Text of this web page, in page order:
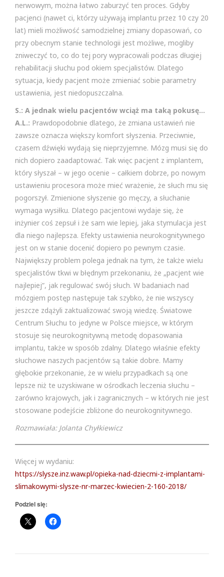
nerwowym, można łatwo zaburzyć ten proces. Gdyby
pacjenci (nawet ci, którzy używają implantu przez 10 czy 20
lat) mieli możliwość samodzielnej zmiany dopasowań, co
przy obecnym stanie technologii jest możliwe, mogliby
zniweczyć to, co do tej pory wypracowali podczas długiej
rehabilitacji słuchu pod okiem specjalistów. Dlatego
sytuacja, kiedy pacjent może zmieniać sobie parametry
ustawienia, jest niedopuszczalna.
S.: A jednak wielu pacjentów wciąż ma taką pokusę…
A.L.: Prawdopodobnie dlatego, że zmiana ustawień nie
zawsze oznacza większy komfort słyszenia. Przeciwnie,
czasem dźwięki wydają się nieprzyjemne. Mózg musi się do
nich dopiero zaadaptować. Tak więc pacjent z implantem,
który słyszał – w jego ocenie – całkiem dobrze, po nowym
ustawieniu procesora może mieć wrażenie, że słuch mu się
pogorszył. Zmienione słyszenie go męczy, a słuchanie
wymaga wysiłku. Dlatego pacjentowi wydaje się, że
inżynier coś zepsuł i że sam wie lepiej, jaka stymulacja jest
dla niego najlepsza. Efekty ustawienia neurokognitywnego
jest on w stanie docenić dopiero po pewnym czasie.
Największy problem polega jednak na tym, że także wielu
specjalistów tkwi w błędnym przekonaniu, że „pacjent wie
najlepiej”, jak regulować swój słuch. W badaniach nad
mózgiem postęp następuje tak szybko, że nie wszyscy
jeszcze zdążyli zaktualizować swoją wiedzę. Światowe
Centrum Słuchu to jedyne w Polsce miejsce, w którym
stosuje się neurokognitywną metodę dopasowania
implantu, także w sposób zdalny. Dlatego właśnie efekty
słuchowe naszych pacjentów są takie dobre. Mamy
głębokie przekonanie, że w wielu przypadkach są one
lepsze niż te uzyskiwane w ośrodkach leczenia słuchu –
zarówno krajowych, jak i zagranicznych – w których nie jest
stosowane podejście zbliżone do neurokognitywnego.
Rozmawiała: Jolanta Chyłkiewicz
Więcej w wydaniu:
https://slysze.inz.waw.pl/opieka-nad-dziecmi-z-implantami-
slimakowymi-slysze-nr-marzec-kwiecien-2-160-2018/
Podziel się: